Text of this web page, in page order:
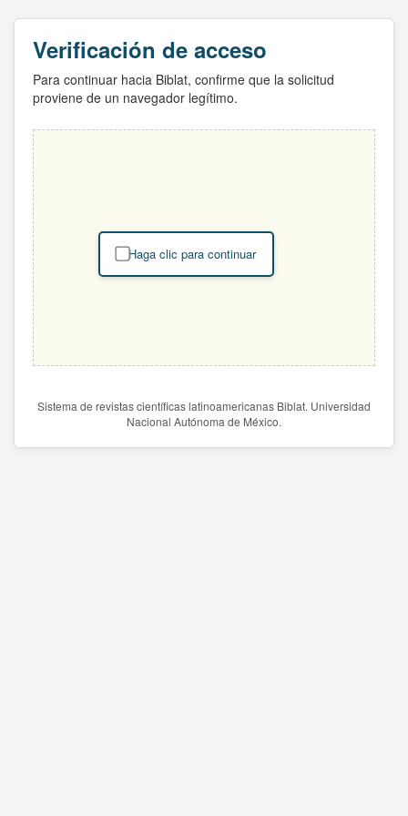
Verificación de acceso
Para continuar hacia Biblat, confirme que la solicitud
proviene de un navegador legítimo.
Haga clic para continuar
Sistema de revistas científicas latinoamericanas Biblat. Universidad
Nacional Autónoma de México.